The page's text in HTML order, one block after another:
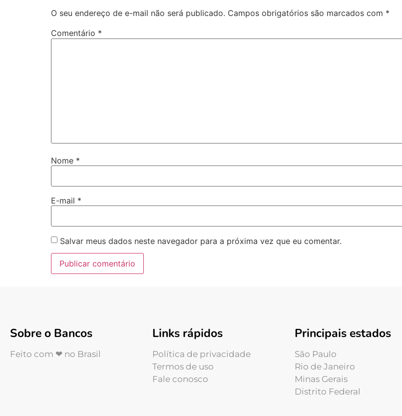
O seu endereço de e-mail não será publicado. Campos obrigatórios são marcados com *
Comentário *
Nome *
E-mail *
Salvar meus dados neste navegador para a próxima vez que eu comentar.
Sobre o Bancos
Feito com ❤ no Brasil
Links rápidos
Política de privacidade
Termos de uso
Fale conosco
Principais estados
São Paulo
Rio de Janeiro
Minas Gerais
Distrito Federal